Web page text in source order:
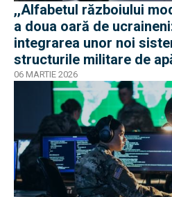
,,Alfabetul războiului
a doua oară de
integrarea unor noi
structurile militare de
06 MARTIE 2026